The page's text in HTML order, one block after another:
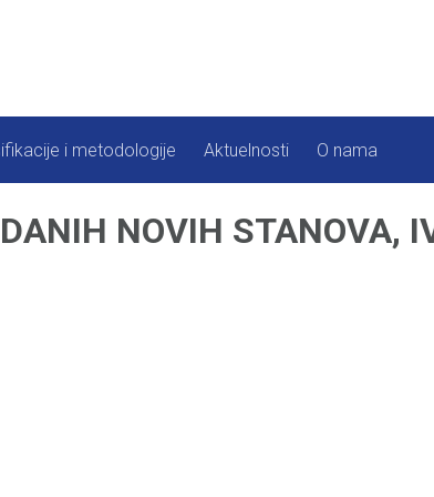
i metodologije Aktuelnosti O nama
NOVIH STANOVA,